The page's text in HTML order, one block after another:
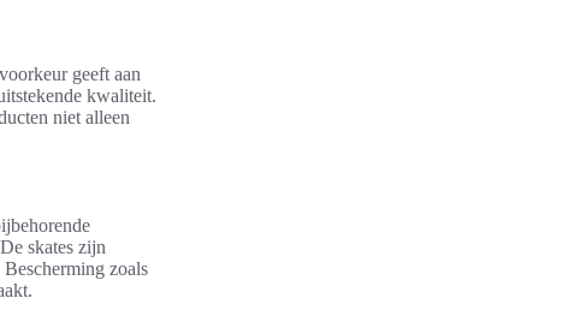
geeft aan
kwaliteit.
niet alleen
skates zijn
zoals